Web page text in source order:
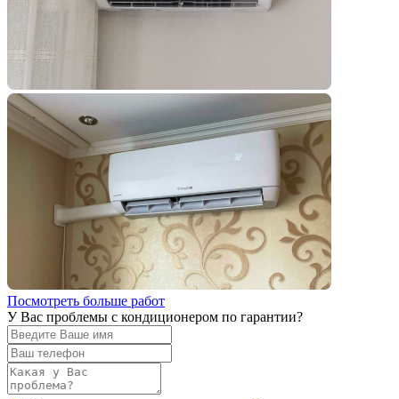
Посмотреть больше работ
У Вас проблемы с кондиционером по гарантии?